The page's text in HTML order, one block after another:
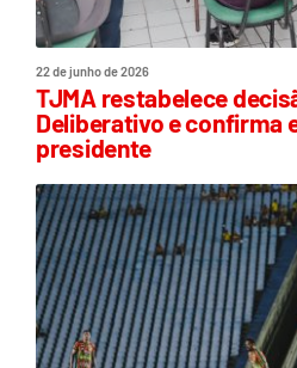
22 de junho de 2026
TJMA restabelece
Deliberativo e confirma
presidente